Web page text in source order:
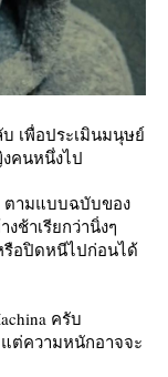
เพื่อประเมินมนุษย์
คนหนึ่งไป
ตามแบบฉบับของ
ช้าเรียกว่านิ่งๆ
รือปิดหนีไปก่อนได้
ครับ
แต่ความหนักอาจจะ